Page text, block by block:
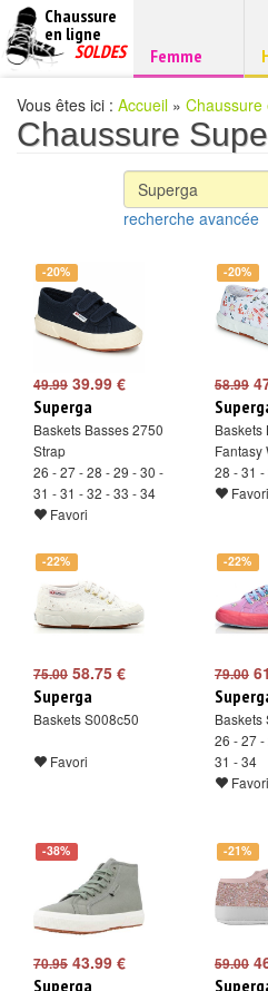
Chaussure
à
prix
Chaussure
en ligne
pas
SOLDES Chaussure
Femme
Vous êtes ici : Accueil » Chaussure
Chaussure
recherche avancée
-20%
49.99 39.99 €
Superga
Baskets Basses 2750
Strap
26 - 27 - 28 - 29 - 30 -
31 - 31 - 32 - 33 - 34
Favori
-20%
58.99
Baskets
Fantasy
28 - 31 -
Favori
-22%
75.00 58.75 €
Superga
Baskets S008c50
Favori
-22%
79.00
Baskets
26 - 27
31 - 34
Favori
-38%
70.95 43.99 €
Superga
-21%
59.00